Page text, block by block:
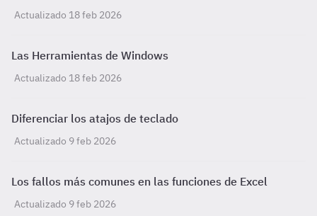
Actualizado 18 feb 2026
Las Herramientas de Windows
Actualizado 18 feb 2026
Diferenciar los atajos de teclado
Actualizado 9 feb 2026
Los fallos más comunes en las funciones de Excel
Actualizado 9 feb 2026